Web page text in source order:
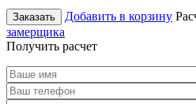
Заказать Добавить в корзину
замерщика
Получить расчет